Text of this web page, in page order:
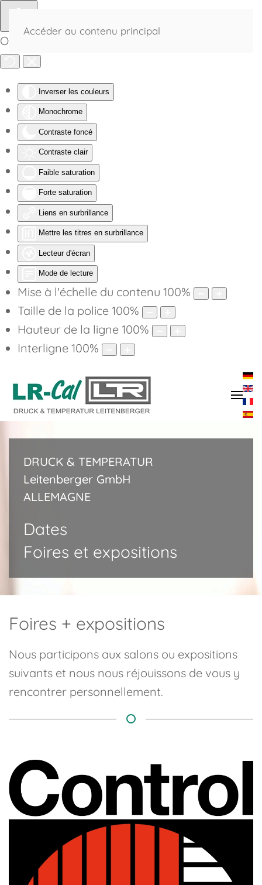
Outils d'accessibilité
Inverser les couleurs
Monochrome
Contraste foncé
Contraste clair
Faible saturation
Forte saturation
Liens en surbrillance
Mettre les titres en surbrillance
Lecteur d'écran
Mode de lecture
Mise à l'échelle du contenu 100%
Taille de la police 100%
Hauteur de la ligne 100%
Interligne 100%
Accéder au contenu principal
DRUCK & TEMPERATUR
Leitenberger GmbH
ALLEMAGNE
Dates
Foires et expositions
Foires + expositions
Nous participons aux salons ou expositions
suivants et nous nous réjouissons de vous y
rencontrer personnellement.